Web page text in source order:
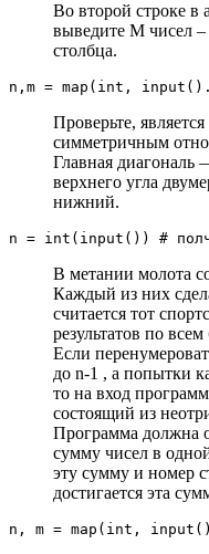
Во второй строке в
выведите M чисел
столбца.
n,m = map(int,
Проверьте,
симметричным
Главная диагональ
верхнего угла
нижний.
n = int(input()) #
В метании молота
Каждый из них
считается тот
результатов по
Если
до n-1 , а попытки
то на вход
состоящий из
Программа должна
сумму чисел в
эту сумму и номер
достигается эта
n, m = map(int,